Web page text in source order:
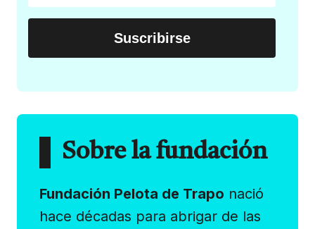
Sobre la fundación
Fundación Pelota de Trapo nació
hace décadas para abrigar de las